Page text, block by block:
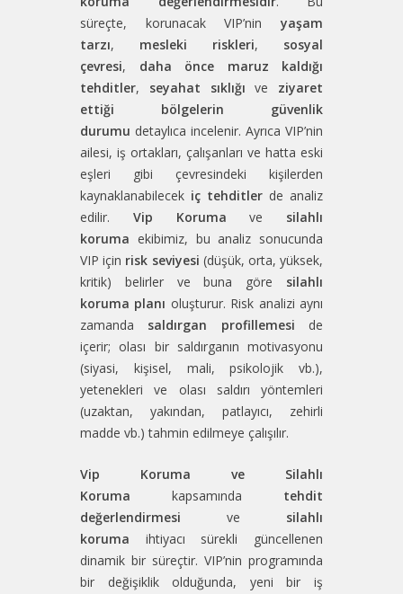
süreçte, korunacak VIP’nin yaşam
tarzı, mesleki riskleri, sosyal
çevresi, daha önce maruz kaldığı
tehditler, seyahat sıklığı ve ziyaret
ettiği bölgelerin güvenlik
durumu detaylıca incelenir. Ayrıca VIP’nin
ailesi, iş ortakları, çalışanları ve hatta eski
eşleri gibi çevresindeki kişilerden
kaynaklanabilecek iç tehditler de analiz
edilir. Vip Koruma ve silahlı
koruma ekibimiz, bu analiz sonucunda
VIP için risk seviyesi (düşük, orta, yüksek,
kritik) belirler ve buna göre silahlı
koruma planı oluşturur. Risk analizi aynı
zamanda saldırgan profillemesi de
içerir; olası bir saldırganın motivasyonu
(siyasi, kişisel, mali, psikolojik vb.),
yetenekleri ve olası saldırı yöntemleri
(uzaktan, yakından, patlayıcı, zehirli
madde vb.) tahmin edilmeye çalışılır.
Vip Koruma ve Silahlı
Koruma kapsamında tehdit
değerlendirmesi ve silahlı
koruma ihtiyacı sürekli güncellenen
dinamik bir süreçtir. VIP’nin programında
bir değişiklik olduğunda, yeni bir iş